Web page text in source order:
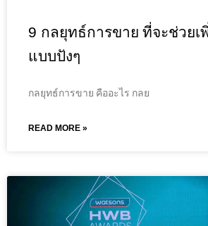
9 กลยุทธ์การขาย ที่จะช่วยเ
แบบปังๆ
กลยุทธ์การขาย คืออะไร กลย
READ MORE »